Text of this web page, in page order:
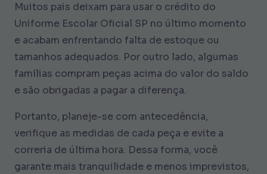
Muitos pais deixam para usar o crédito do
Uniforme Escolar Oficial SP no último momento
e acabam enfrentando falta de estoque ou
tamanhos adequados. Por outro lado, algumas
famílias compram peças acima do valor do saldo
e são obrigadas a pagar a diferença.
Portanto, planeje-se com antecedência,
verifique as medidas de cada peça e evite a
correria de última hora. Dessa forma, você
garante mais tranquilidade e menos imprevistos,